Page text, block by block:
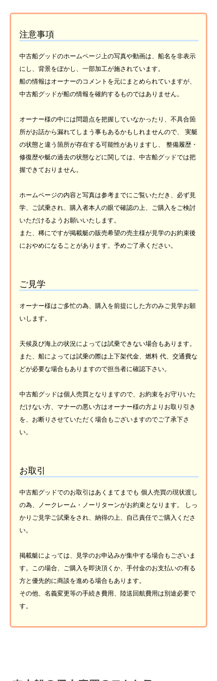
注意事項
中古船グッドのホームページ上の写真や動画は、船名を非表示
にし、背景をぼかし、一部加工が施されています。
船の情報はオーナーのコメントを元にまとめられていますが、
中古船グッドが船の情報を確約するものではありません。
オーナー様の中には問題点を把握していなかったり、不具合箇
所がお話から漏れてしまう事もあるかもしれませんので、 実艇
の状態と違う箇所が存在する可能性がありますし、 整備履歴・
修復歴や艇の過去の状態などに関しては、中古船グッドでは把
握できておりません。
ホームページの内容と写真は参考までにご覧いただき、必ず見
学、ご試乗され、購入者本人の眼で確認の上、ご購入をご検討
いただけるようお願いいたします。
また、稀にですが掲載艇の販売希望の売主様が見学のお約束後
におやめになることがあります。予めご了承ください。
ご見学
オーナー様はご多忙の為、購入を前提にした方のみご見学お願
いします。
天候及び海上の状況によっては試乗できない場合もあります。
また、船によっては試乗の際は上下架代金、燃料 代、交通費な
どが必要な場合もありますので担当者に確認下さい。
中古船グッドは個人売買となりますので、お約束をお守りいた
だけない方、マナーの悪い方はオーナー様の方よりお取り引き
を、お断りさせていただく場合もございますのでご了承下さ
い。
お取引
中古船グッドでのお取引はあくまてまでも 個人売買の現状渡し
の為、ノークレーム・ノーリターンがお約束となります。 しっ
かりご見学ご試乗をされ、納得の上、自己責任でご購入くださ
い。
掲載艇によっては、見学のお申込みが集中する場合もございま
す。この場合、ご購入を即決頂くか、手付金のお支払いの有る
方と優先的に商談を進める場合もあります。
その他、名義変更等の手続き費用、陸送回航費用は別途必要で
す。